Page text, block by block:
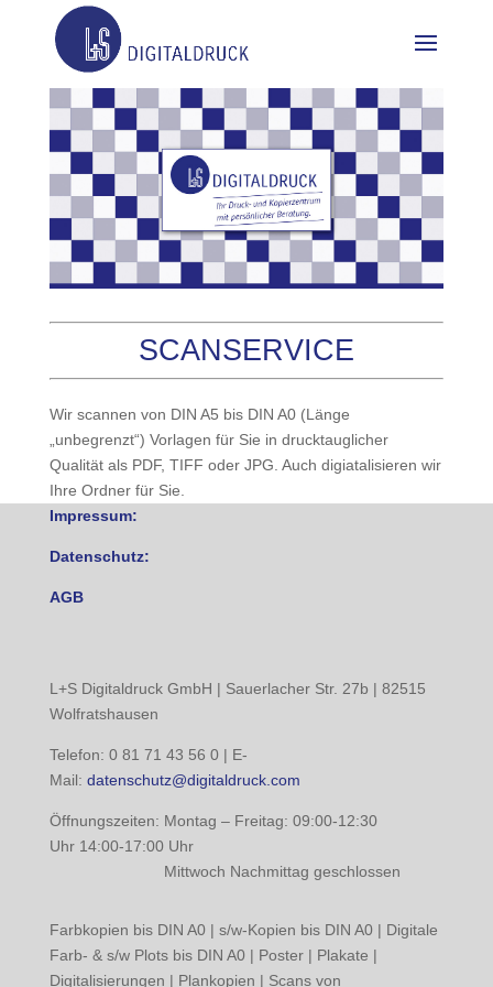
SCANSERVICE
Wir scannen von DIN A5 bis DIN A0 (Länge
„unbegrenzt“) Vorlagen für Sie in drucktauglicher
Qualität als PDF, TIFF oder JPG. Auch digiatalisieren wir
Ihre Ordner für Sie.
Impressum:
Datenschutz:
AGB
L+S Digitaldruck GmbH | Sauerlacher Str. 27b | 82515
Wolfratshausen
Telefon: 0 81 71 43 56 0 | E-
Mail: datenschutz@digitaldruck.com
Öffnungszeiten: Montag – Freitag: 09:00-12:30
Uhr 14:00-17:00 Uhr
Mittwoch Nachmittag geschlossen
Farbkopien bis DIN A0 | s/w-Kopien bis DIN A0 | Digitale
Farb- & s/w Plots bis DIN A0 | Poster | Plakate |
Digitalisierungen | Plankopien | Scans von